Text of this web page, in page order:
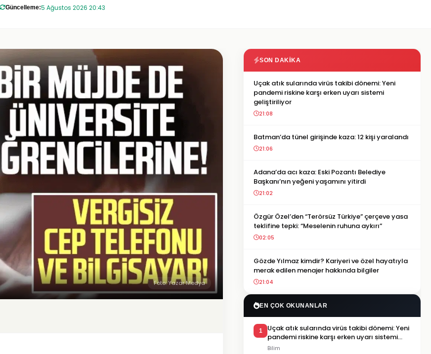
Güncelleme:5 Ağustos 2026 20:43
Foto: Yazar Medya
SON DAKIKA
Uçak atık sularında virüs takibi dönemi: Yeni
pandemi riskine karşı erken uyarı sistemi
geliştiriliyor
21:08
Batman’da tünel girişinde kaza: 12 kişi yaralandı
21:06
Adana’da acı kaza: Eski Pozantı Belediye
Başkanı’nın yeğeni yaşamını yitirdi
21:02
Özgür Özel’den “Terörsüz Türkiye” çerçeve yasa
teklifine tepki: “Meselenin ruhuna aykırı”
02:05
Gözde Yılmaz kimdir? Kariyeri ve özel hayatıyla
merak edilen menajer hakkında bilgiler
21:04
EN ÇOK OKUNANLAR
1
Uçak atık sularında virüs takibi dönemi: Yeni
pandemi riskine karşı erken uyarı sistemi
geliştiriliyor
Bilim